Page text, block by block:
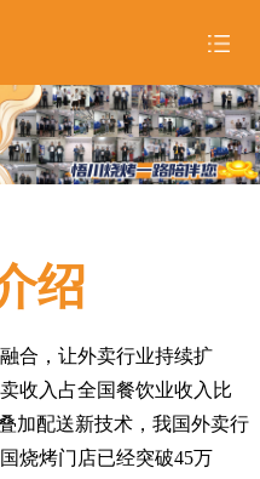


绍
合，让外卖行业持续扩
收入占全国餐饮业收入比
加配送新技术，我国外卖行
烧烤门店已经突破45万